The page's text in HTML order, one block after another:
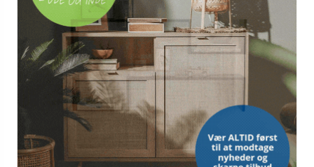
Pladesaks 200 mm - blå
bænksaks til metal og
stænger
DEWALT
Hækkeklipper-tilbehør
DeWALT - forlænget klinge,
sort